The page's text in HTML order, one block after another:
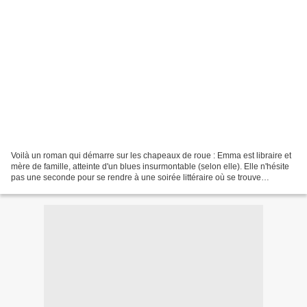
Voilà un roman qui démarre sur les chapeaux de roue : Emma est libraire et
mère de famille, atteinte d'un blues insurmontable (selon elle). Elle n'hésite
pas une seconde pour se rendre à une soirée littéraire où se trouve